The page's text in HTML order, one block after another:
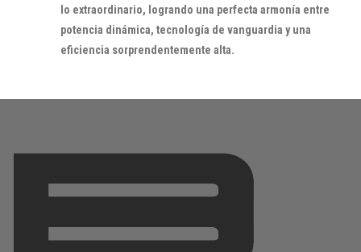
lo extraordinario, logrando una perfecta armonía entre
potencia dinámica, tecnología de vanguardia y una
eficiencia sorprendentemente alta.